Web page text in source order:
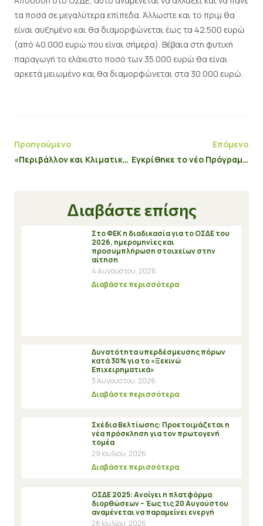
τα ποσά σε µεγαλύτερα επίπεδα. Άλλωστε και το πριµ θα
είναι αυξηµένο και θα διαµορφώνεται έως τα 42.500 ευρώ
(από 40.000 ευρώ που είναι σήµερα). Βέβαια στη φυτική
παραγωγή το ελάχιστο ποσό των 35.000 ευρώ θα είναι
αρκετά µειωµένο και θα διαµορφώνεται στα 30.000 ευρώ.
Προηγούμενο
«Περιβάλλον και Κλιματική Αλλαγή 2021/27» του ΕΣΠΑ
Επόμενο
Εγκρίθηκε το νέο Πρόγραμμα «Δυτική Μακεδονία» του ΕΣΠΑ 2021-2027
Διαβάστε επίσης
Στο ΦΕΚ η διαδικασία για το ΟΣΔΕ του
2026, ημερομηνίες και
προσυμπλήρωση στοιχείων στην
αίτηση
4 Αυγούστου, 2026
Διαβάστε περισσότερα
Δυνατότητα υπερδέσμευσης πόρων
κατά 30% για το «Ξεκινώ
Επιχειρηματικά»
3 Αυγούστου, 2026
Διαβάστε περισσότερα
Σχέδια Βελτίωσης: Προετοιμάζεται η
νέα πρόσκληση για τον πρωτογενή
τομέα
29 Ιουλίου, 2026
Διαβάστε περισσότερα
ΟΣΔΕ 2025: Ανοίγει η πλατφόρμα
διορθώσεων – Έως τις 20 Αυγούστου
αναμένεται να παραμείνει ενεργή
28 Ιουλίου, 2026